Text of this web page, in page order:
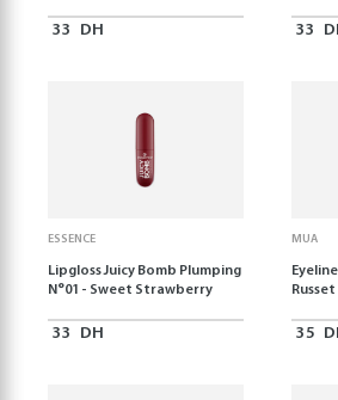
33 DH 33
ESSENCE
Lipgloss Juicy Bomb Plumping
N°01 - Sweet Strawberry
33 DH
MUA
Russet
35